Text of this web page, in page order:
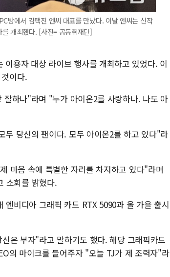
방에서 김택진 엔씨 대표를 만났다. 이날 엔씨는 신작
개최했다. [사진= 공동취재단]
용자 대상 라이브 행사를 개최하고 있었다. 이
이다.
하나"라며 "누가 아이온2를 사랑하나. 나도 아
두 당신의 팬이다. 모두 아이온2를 하고 있다"라
마음 속에 특별한 자리를 차지하고 있다"라며
소회를 밝혔다.
비디아 그래픽 카드 RTX 5090과 올 가을 출시
은 부자"라고 말하기도 했다. 해당 그래픽카드
의 마이크를 들어주자 "오늘 TJ가 제 조력자"라